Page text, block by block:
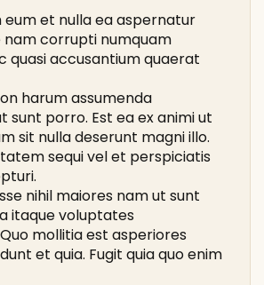
eum et nulla ea aspernatur
nam corrupti numquam
quasi accusantium quaerat
harum assumenda
sunt porro. Est ea ex animi ut
sit nulla deserunt magni illo.
sequi vel et perspiciatis
nihil maiores nam ut sunt
itaque voluptates
mollitia est asperiores
et quia. Fugit quia quo enim